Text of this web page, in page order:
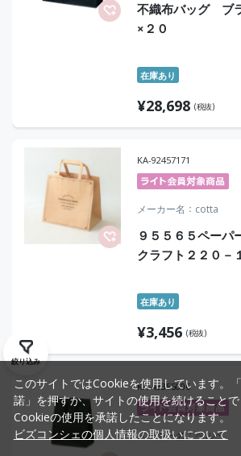
不織布バッグ
×２０
在庫あり
¥28,698 (税抜)
KA-92457171
メーカー名 cotta
９５５６５ペーパ
クラフト２２０－
在庫あり
¥3,456 (税抜)
KA-43355006
メーカー名 ベルベ
絞り込み
このサイトではCookieを使用しています。
諾」を押すか、サイトの使用を続けることで
Cookieの使用を承諾したことになります。
ビズコンシェの個人情報の取扱いについて